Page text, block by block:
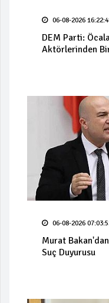
06-08-2026
DEM Parti:
Aktörlerinden
06-08-2026
Murat
Suç Duyurusu